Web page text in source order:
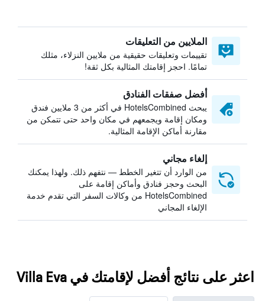
الملايين من التعليقات
تقييمات وتعليقات حقيقية من ملايين النزلاء، مثلك
تمامًا. احجز إقامتك المثالية بكل ثقة!
أفضل صفقات الفنادق
يبحث HotelsCombined في أكثر من 3 ملايين فندق
ومكان إقامة ويجمعهم في مكان واحد حتى تتمكن من
مقارنة أماكن الإقامة المثالية.
إلغاء مجاني
من الوارد أن تتغير الخطط — نتفهم ذلك. ولهذا يمكنك
البحث وحجز فنادق وأماكن إقامة على
HotelsCombined من وكالات السفر التي تقدم خدمة
الإلغاء المجاني
اعثر على نتائج أفضل لإقامتك في Villa Eva